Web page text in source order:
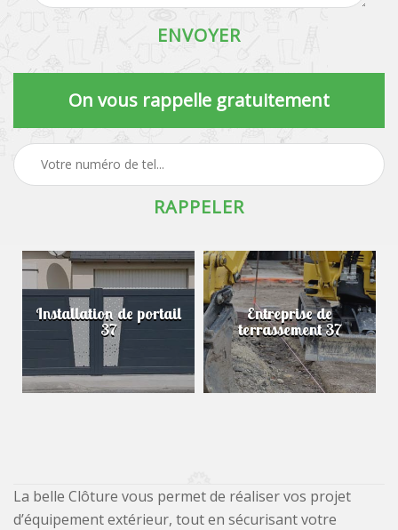
On vous rappelle gratuitement
Installation de portail
37
Entreprise de
terrassement 37
La belle Clôture vous permet de réaliser vos projet
d’équipement extérieur, tout en sécurisant votre